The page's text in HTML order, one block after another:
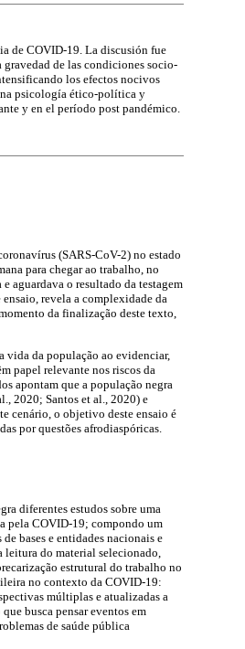
de COVID-19. La discusión fue
de las condiciones socio-
los efectos nocivos
psicología ético-política y
y en el período post pandémico.
(SARS-CoV-2) no estado
para chegar ao trabalho, no
aguardava o resultado da testagem
revela a complexidade da
da finalização deste texto,
vida da população ao evidenciar,
papel relevante nos riscos da
apontam que a população negra
2020; Santos et al., 2020) e
cenário, o objetivo deste ensaio é
por questões afrodiaspóricas.
diferentes estudos sobre uma
pela COVID-19; compondo um
bases e entidades nacionais e
leitura do material selecionado,
estrutural do trabalho no
no contexto da COVID-19:
múltiplas e atualizadas a
busca pensar eventos em
de saúde pública